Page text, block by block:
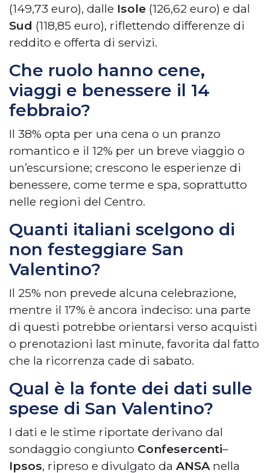
(149,73 euro), dalle Isole (126,62 euro) e dal
Sud (118,85 euro), riflettendo differenze di
reddito e offerta di servizi.
Che ruolo hanno cene,
viaggi e benessere il 14
febbraio?
Il 38% opta per una cena o un pranzo
romantico e il 12% per un breve viaggio o
un’escursione; crescono le esperienze di
benessere, come terme e spa, soprattutto
nelle regioni del Centro.
Quanti italiani scelgono di
non festeggiare San
Valentino?
Il 25% non prevede alcuna celebrazione,
mentre il 17% è ancora indeciso: una parte
di questi potrebbe orientarsi verso acquisti
o prenotazioni last minute, favorita dal fatto
che la ricorrenza cade di sabato.
Qual è la fonte dei dati sulle
spese di San Valentino?
I dati e le stime riportate derivano dal
sondaggio congiunto Confesercenti–
Ipsos, ripreso e divulgato da ANSAnella